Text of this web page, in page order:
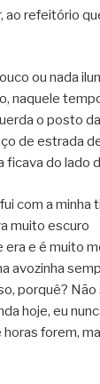
ao refeitório
ou nada
naquele
o posto
de estrada
ficava do lado
com a minha
muito escuro
era e é muito
avozinha
porquê? Não
hoje, eu
horas forem,